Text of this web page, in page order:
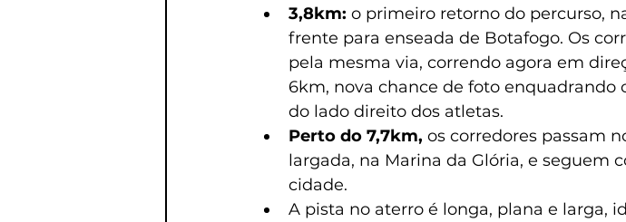
3,8km: o primeiro retorno do percurso,
frente para enseada de Botafogo. Os
pela mesma via, correndo agora em
6km, nova chance de foto enquadrando
do lado direito dos atletas.
Perto do 7,7km, os corredores passam
largada, na Marina da Glória, e seguem
cidade.
A pista no aterro é longa, plana e larga,